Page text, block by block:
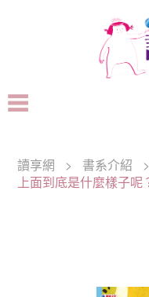
讀享網 > 書系介紹 >
上面到底是什麼樣子呢